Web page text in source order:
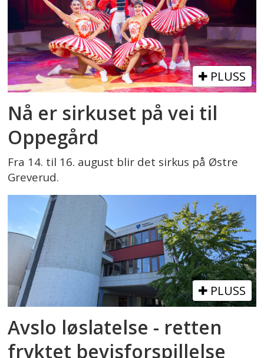
PLUSS
Nå er sirkuset på vei til
Oppegård
Fra 14. til 16. august blir det sirkus på Østre
Greverud.
PLUSS
Avslo løslatelse - retten
fryktet bevisforspillelse